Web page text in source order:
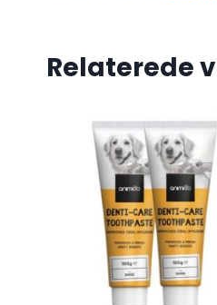
Relaterede